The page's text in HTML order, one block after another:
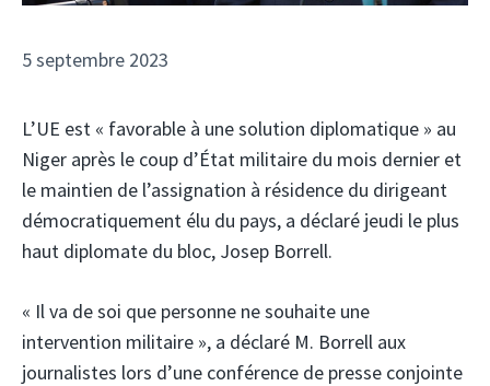
5 septembre 2023
L’UE est « favorable à une solution diplomatique » au
Niger après le coup d’État militaire du mois dernier et
le maintien de l’assignation à résidence du dirigeant
démocratiquement élu du pays, a déclaré jeudi le plus
haut diplomate du bloc, Josep Borrell.
« Il va de soi que personne ne souhaite une
intervention militaire », a déclaré M. Borrell aux
journalistes lors d’une conférence de presse conjointe